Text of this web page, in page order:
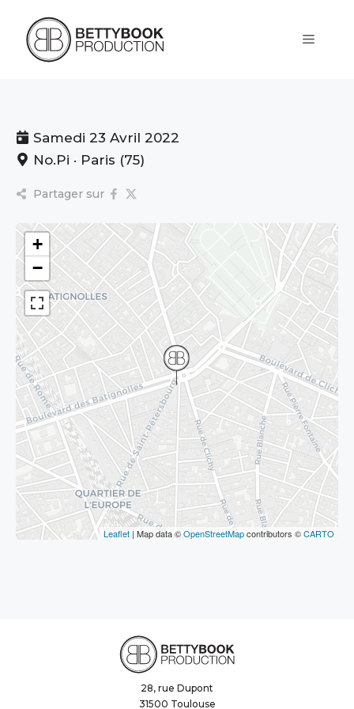
contenu
Samedi 23 Avril 2022
No.Pi · Paris (75)
Partager sur
+
−
Leaflet | Map data ©OpenStreetMapcontributors ©CARTO
28, rue Dupont
31500 Toulouse